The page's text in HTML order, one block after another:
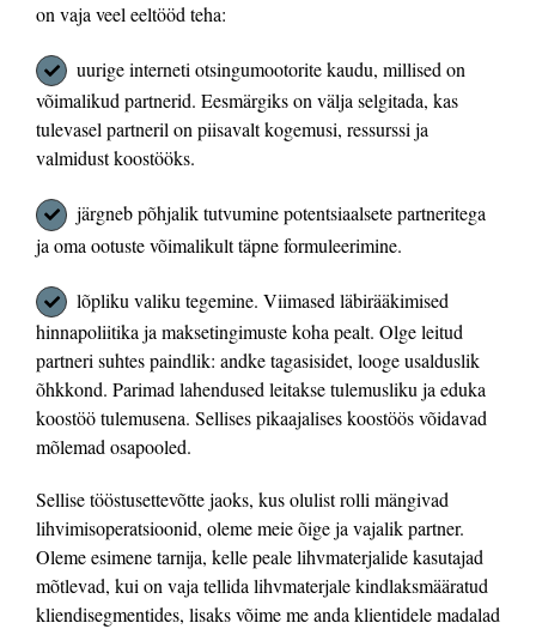
on vaja veel eeltööd teha:
uurige interneti otsingumootorite kaudu, millised on
võimalikud partnerid. Eesmärgiks on välja selgitada, kas
tulevasel partneril on piisavalt kogemusi, ressurssi ja
valmidust koostööks.
järgneb põhjalik tutvumine potentsiaalsete partneritega
ja oma ootuste võimalikult täpne formuleerimine.
lõpliku valiku tegemine. Viimased läbirääkimised
hinnapoliitika ja maksetingimuste koha pealt. Olge leitud
partneri suhtes paindlik: andke tagasisidet, looge usalduslik
õhkkond. Parimad lahendused leitakse tulemusliku ja eduka
koostöö tulemusena. Sellises pikaajalises koostöös võidavad
mõlemad osapooled.
Sellise tööstusettevõtte jaoks, kus olulist rolli mängivad
lihvimisoperatsioonid, oleme meie õige ja vajalik partner.
Oleme esimene tarnija, kelle peale lihvmaterjalide kasutajad
mõtlevad, kui on vaja tellida lihvmaterjale kindlaksmääratud
kliendisegmentides, lisaks võime me anda klientidele madalad